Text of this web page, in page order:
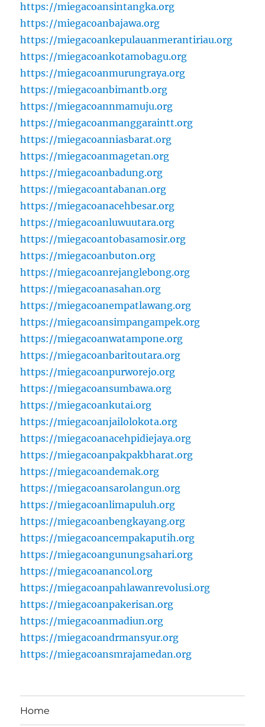
https://miegacoansintangka.org
https://miegacoanbajawa.org
https://miegacoankepulauanmerantiriau.org
https://miegacoankotamobagu.org
https://miegacoanmurungraya.org
https://miegacoanbimantb.org
https://miegacoannmamuju.org
https://miegacoanmanggaraintt.org
https://miegacoanniasbarat.org
https://miegacoanmagetan.org
https://miegacoanbadung.org
https://miegacoantabanan.org
https://miegacoanacehbesar.org
https://miegacoanluwuutara.org
https://miegacoantobasamosir.org
https://miegacoanbuton.org
https://miegacoanrejanglebong.org
https://miegacoanasahan.org
https://miegacoanempatlawang.org
https://miegacoansimpangampek.org
https://miegacoanwatampone.org
https://miegacoanbaritoutara.org
https://miegacoanpurworejo.org
https://miegacoansumbawa.org
https://miegacoankutai.org
https://miegacoanjailolokota.org
https://miegacoanacehpidiejaya.org
https://miegacoanpakpakbharat.org
https://miegacoandemak.org
https://miegacoansarolangun.org
https://miegacoanlimapuluh.org
https://miegacoanbengkayang.org
https://miegacoancempakaputih.org
https://miegacoangunungsahari.org
https://miegacoanancol.org
https://miegacoanpahlawanrevolusi.org
https://miegacoanpakerisan.org
https://miegacoanmadiun.org
https://miegacoandrmansyur.org
https://miegacoansmrajamedan.org
Home